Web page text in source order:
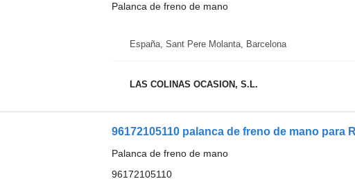
Palanca de freno de mano
España, Sant Pere Molanta, Barcelona
LAS COLINAS OCASION, S.L.
96172105110 palanca de freno de mano para
Palanca de freno de mano
96172105110